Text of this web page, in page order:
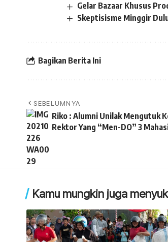
Gelar Bazaar Khusus
Skeptisisme Minggir
Bagikan Berita Ini
SEBELUMNYA
Riko : Alumni Unilak Mengutuk
Rektor Yang “Men-DO” 3
Kamu mungkin juga